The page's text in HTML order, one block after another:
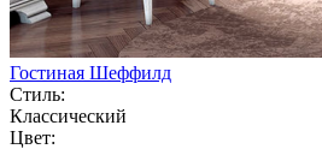
Гостиная Шеффилд
Стиль:
Классический
Цвет: